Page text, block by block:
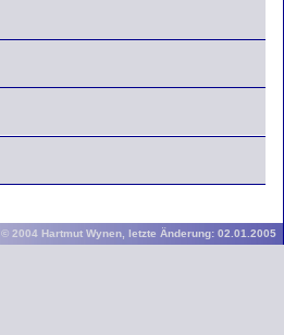
© 2004 Hartmut Wynen, letzte Änderung: 02.01.2005